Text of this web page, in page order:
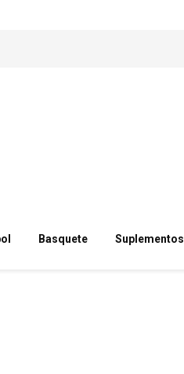
Basquete Suplementos